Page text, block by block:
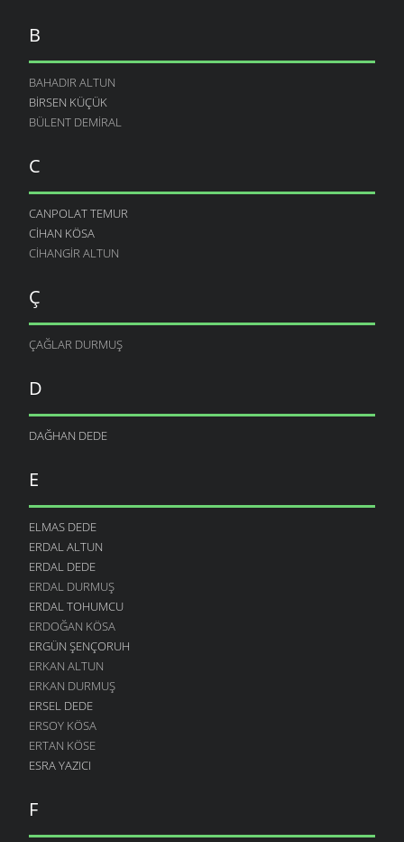
B
BAHADIR ALTUN
BIRSEN KÜÇÜK
BÜLENT DEMIRAL
C
CANPOLAT TEMUR
CIHAN KÖSA
CIHANGIR ALTUN
Ç
ÇAĞLAR DURMUŞ
D
DAĞHAN DEDE
E
ELMAS DEDE
ERDAL ALTUN
ERDAL DEDE
ERDAL DURMUŞ
ERDAL TOHUMCU
ERDOĞAN KÖSA
ERGÜN ŞENÇORUH
ERKAN ALTUN
ERKAN DURMUŞ
ERSEL DEDE
ERSOY KÖSA
ERTAN KÖSE
ESRA YAZICI
F